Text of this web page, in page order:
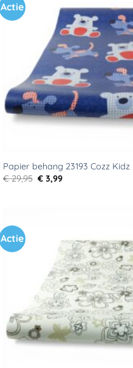
Actie
Papier behang 23193 Cozz Kidz
€29,95 Oorspronkelijke
prijs
€ 3,99Huidige
Actie